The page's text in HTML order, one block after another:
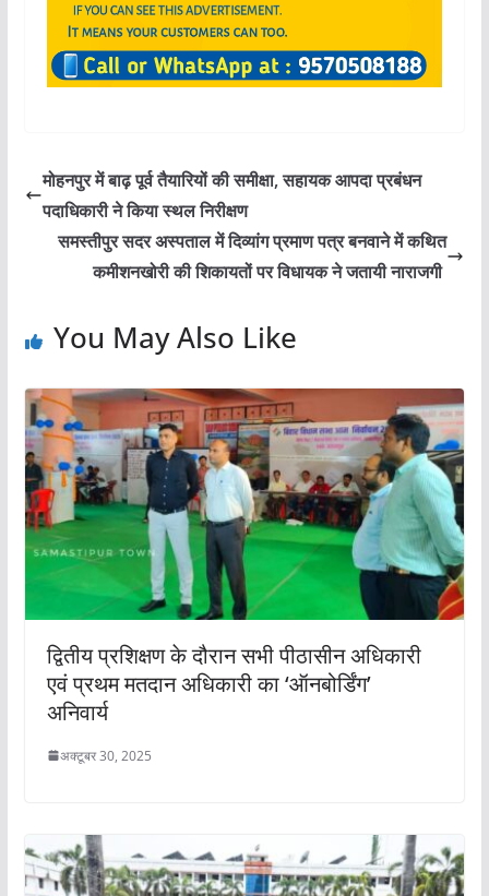
मोहनपुर में बाढ़ पूर्व तैयारियों की समीक्षा, सहायक आपदा प्रबंधन
पदाधिकारी ने किया स्थल निरीक्षण
समस्तीपुर सदर अस्पताल में दिव्यांग प्रमाण पत्र बनवाने में कथित
कमीशनखोरी की शिकायतों पर विधायक ने जतायी नाराजगी
You May Also Like
द्वितीय प्रशिक्षण के दौरान सभी पीठासीन अधिकारी
एवं प्रथम मतदान अधिकारी का ‘ऑनबोर्डिंग’
अनिवार्य
अक्टूबर 30, 2025